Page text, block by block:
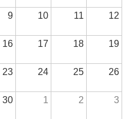
9 10 11 12
16 17 18 19
23 24 25 26
30 1 2 3